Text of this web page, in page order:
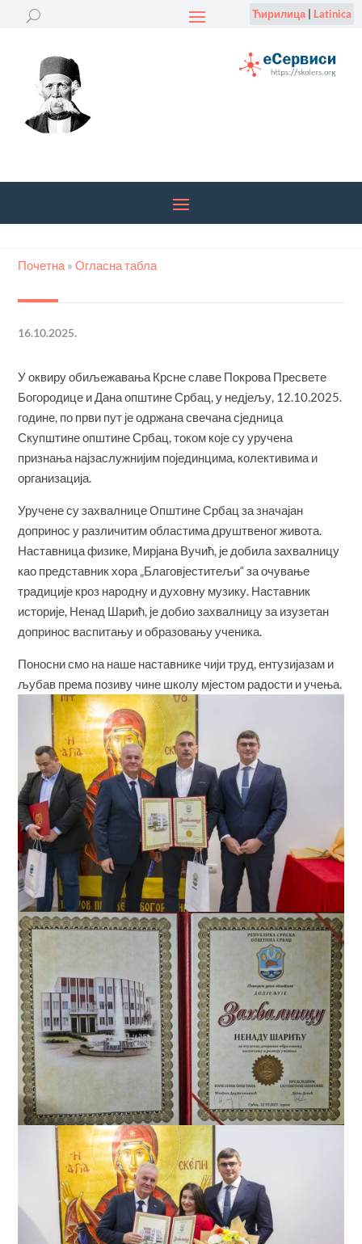
Ћирилица| Latinica
Почетна »Огласна табла
16.10.2025.
У оквиру обиљежавања Крсне славе Покрова Пресвете
Богородице и Дана општине Србац, у недјељу, 12.10.2025.
године, по први пут је одржана свечана сједница
Скупштине општине Србац, током које су уручена
признања најзаслужнијим појединцима, колективима и
организација.
Уручене су захвалнице Општине Србац за значајан
допринос у различитим областима друштвеног живота.
Наставница физике, Мирјана Вучић, је добила захвалницу
као представник хора „Благовјеститељи“ за очување
традиције кроз народну и духовну музику. Наставник
историје, Ненад Шарић, је добио захвалницу за изузетан
допринос васпитању и образовању ученика.
Поносни смо на наше наставнике чији труд, ентузијазам и
љубав према позиву чине школу мјестом радости и учења.